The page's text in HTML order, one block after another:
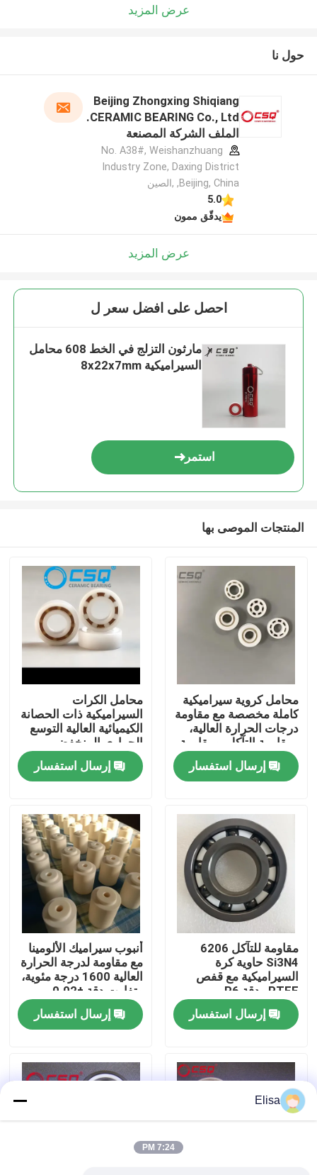
منزل
عرض الواقع الافتراضي
معلومات عنا
جولة في المعمل
رقابة جودة
اتصل بنا
اطلب اقتباس
محامل كروية سيراميك
عرض المزيد
حول نا
Beijing Zhongxing Shiqiang
CERAMIC BEARING Co., Ltd.
الملف الشركة المصنعة
No. A38#, Weishanzhuang
Industry Zone, Daxing District
,Beijing, China ,الصين
5.0
يدقّق ممون
عرض المزيد
احصل على افضل سعر ل
مارثون التزلج في الخط 608 محامل
السيراميكية 8x22x7mm
استمر
المنتجات الموصى بها
محامل كروية سيراميكية
كاملة مخصصة مع مقاومة
درجات الحرارة العالية،
ومقاومة التآكل، ومقاومة
التآكل
إرسال استفسار
محامل الكرات
السيراميكية ذات الحصانة
الكيميائية العالية التوسع
الحراري المنخفض
والعمل الصامت للأجهزة
الجوية والفضاء والطبية
إرسال استفسار
مقاومة للتآكل 6206
Si3N4 حاوية كرة
السيراميكية مع قفص
PTFE ودقة P6
إرسال استفسار
أنبوب سيراميك الألومينا
مع مقاومة لدرجة الحرارة
العالية 1600 درجة مئوية،
ومقاومة عزل > 10¹² أوم
للتطبيقات الصناعية
إرسال استفسار
Elisa
7:24 PM